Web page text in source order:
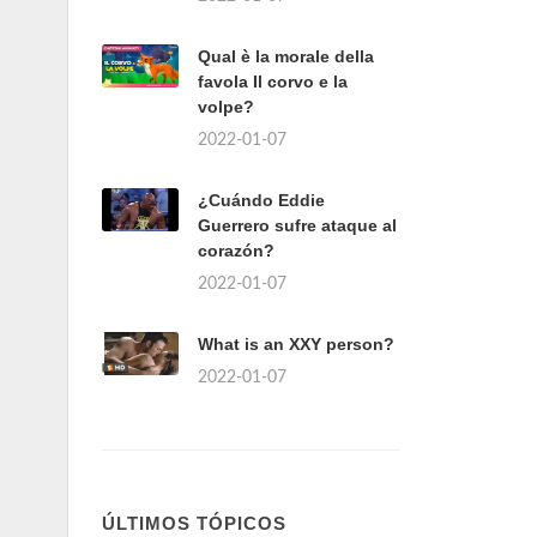
Qual è la morale della
favola Il corvo e la
volpe?
2022-01-07
¿Cuándo Eddie
Guerrero sufre ataque al
corazón?
2022-01-07
What is an XXY person?
2022-01-07
ÚLTIMOS TÓPICOS